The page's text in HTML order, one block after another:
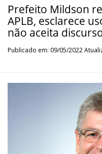
Prefeito Mildson
APLB, esclarece
não aceita
Publicado em: 09/05/2022